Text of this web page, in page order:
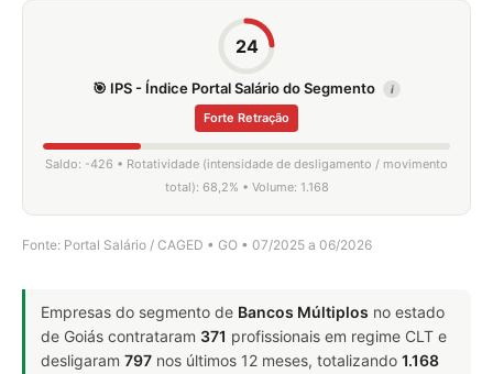
24
🎯 IPS - Índice Portal Salário do Segmento i
Forte Retração
Saldo: -426 • Rotatividade (intensidade de desligamento / movimento
total): 68,2% • Volume: 1.168
Fonte: Portal Salário / CAGED • GO • 07/2025 a 06/2026
Empresas do segmento de Bancos Múltiplos no estado
de Goiás contrataram 371 profissionais em regime CLT e
desligaram 797 nos últimos 12 meses, totalizando 1.168